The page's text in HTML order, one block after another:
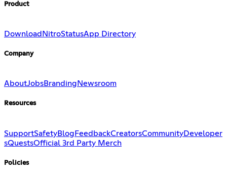
Product
Download NitroStatusApp Directory
Company
AboutJobsBranding Newsroom
Resources
SupportSafetyBlog FeedbackCreatorsCommunityDeveloper
sQuestsOfficial 3rd Party Merch
Policies